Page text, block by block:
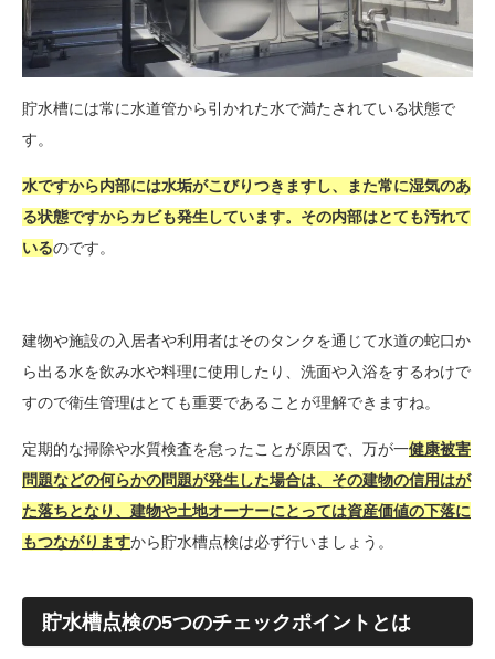
貯水槽には常に水道管から引かれた水で満たされている状態で
す。
水ですから内部には水垢がこびりつきますし、また常に湿気のあ
る状態ですからカビも発生しています。その内部はとても汚れて
いるのです。
建物や施設の入居者や利用者はそのタンクを通じて水道の蛇口か
ら出る水を飲み水や料理に使用したり、洗面や入浴をするわけで
すので衛生管理はとても重要であることが理解できますね。
定期的な掃除や水質検査を怠ったことが原因で、万が一健康被害
問題などの何らかの問題が発生した場合は、その建物の信用はが
た落ちとなり、建物や土地オーナーにとっては資産価値の下落に
もつながりますから貯水槽点検は必ず行いましょう。
貯水槽点検の5つのチェックポイントとは